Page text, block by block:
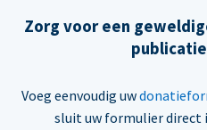
Zorg voor een
Voeg eenvoudig uw
sluit uw formulier direct